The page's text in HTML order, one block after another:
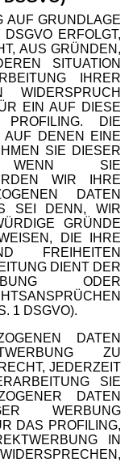
AUF GRUNDLAGE
ERFOLGT,
AUS GRÜNDEN,
SITUATION
IHRER
WIDERSPRUCH
EIN AUF DIESE
PROFILING. DIE
AUF DENEN EINE
SIE DIESER
WENN SIE
WIR IHRE
DATEN
SEI DENN, WIR
GRÜNDE
DIE IHRE
FREIHEITEN
DIENT DER
ODER
1 DSGVO).
DATEN
ZU
JEDERZEIT
SIE
DATEN
WERBUNG
DAS PROFILING,
IN